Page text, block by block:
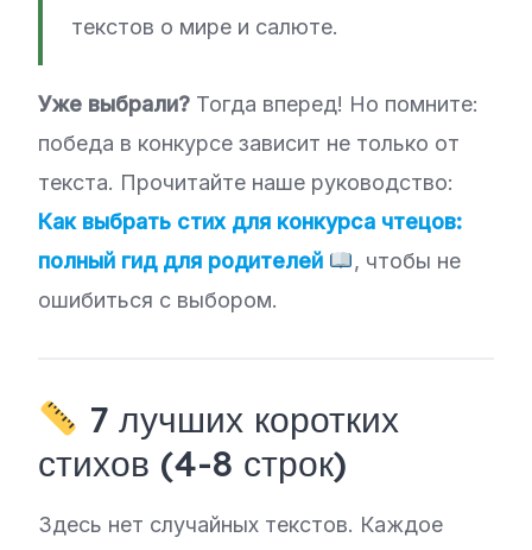
текстов о мире и салюте.
Уже выбрали? Тогда вперед! Но помните:
победа в конкурсе зависит не только от
текста. Прочитайте наше руководство:
Как выбрать стих для конкурса чтецов:
полный гид для родителей
, чтобы не
ошибиться с выбором.
7 лучших коротких
стихов (4-8 строк)
Здесь нет случайных текстов. Каждое